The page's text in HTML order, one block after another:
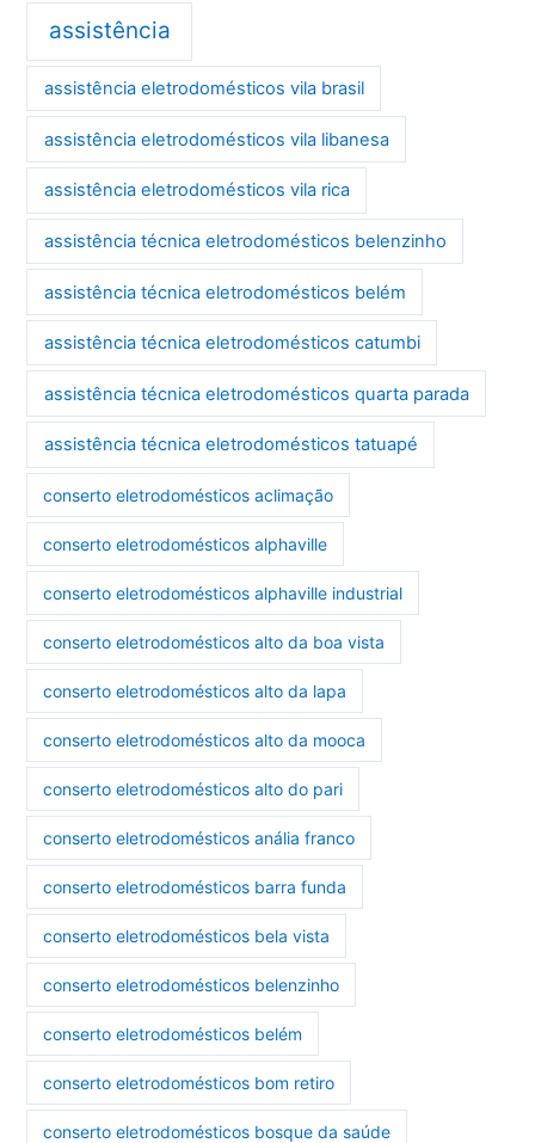
assistência
assistência eletrodomésticos vila brasil
assistência eletrodomésticos vila libanesa
assistência eletrodomésticos vila rica
assistência técnica eletrodomésticos belenzinho
assistência técnica eletrodomésticos belém
assistência técnica eletrodomésticos catumbi
assistência técnica eletrodomésticos quarta parada
assistência técnica eletrodomésticos tatuapé
conserto eletrodomésticos aclimação
conserto eletrodomésticos alphaville
conserto eletrodomésticos alphaville industrial
conserto eletrodomésticos alto da boa vista
conserto eletrodomésticos alto da lapa
conserto eletrodomésticos alto da mooca
conserto eletrodomésticos alto do pari
conserto eletrodomésticos anália franco
conserto eletrodomésticos barra funda
conserto eletrodomésticos bela vista
conserto eletrodomésticos belenzinho
conserto eletrodomésticos belém
conserto eletrodomésticos bom retiro
conserto eletrodomésticos bosque da saúde